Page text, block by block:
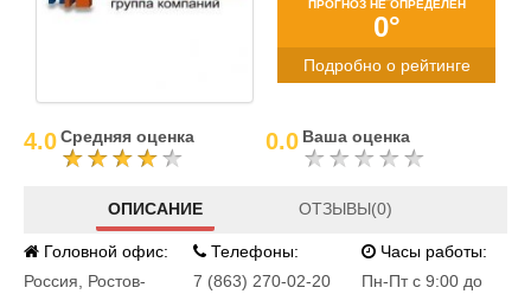
ПРОГНОЗ НЕ ОПРЕДЕЛЕН
0°
Подробно о рейтинге
4.0Средняя оценка 0.0 Ваша оценка
ОПИСАНИЕ ОТЗЫВЫ(0)
Головной офис:
Россия
Ростов-
Телефоны:
7 (863) 270-02-20
Часы работы:
Пн-Пт с 9:00 до